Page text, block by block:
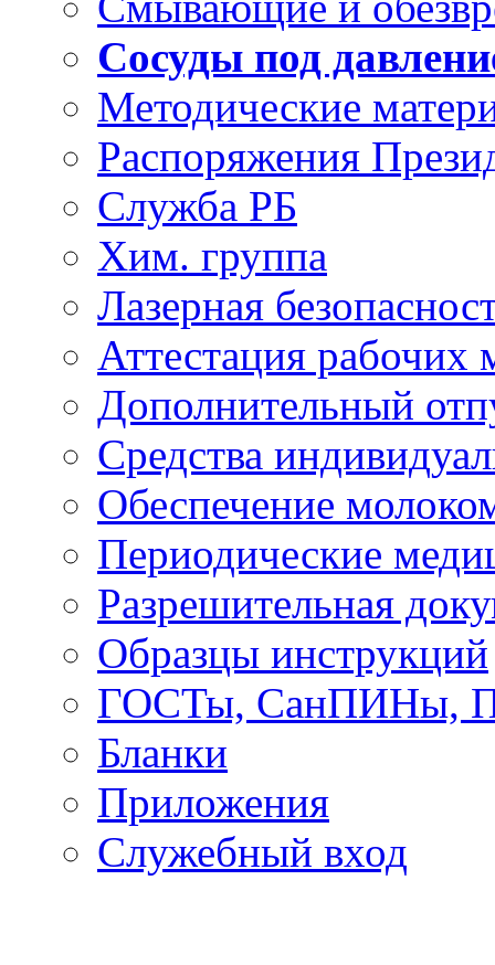
Сосуды под
Методические
Распоряжения
Служба РБ
Хим. группа
Лазерная
Аттестация рабочих
Дополнительный
Средства
Обеспечение
Периодические
Разрешительная
Образцы инструкций
ГОСТы, СанПИНы,
Бланки
Приложения
Служебный вход